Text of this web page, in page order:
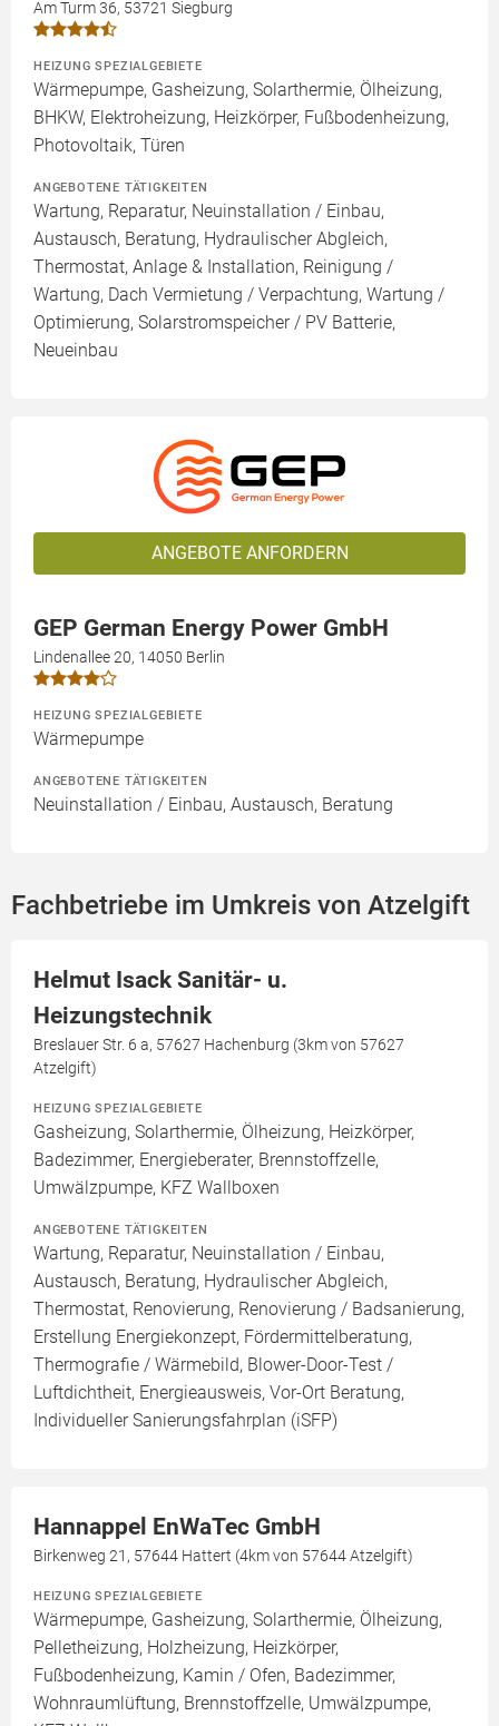
Am Turm 36, 53721 Siegburg
HEIZUNG SPEZIALGEBIETE
Wärmepumpe, Gasheizung, Solarthermie, Ölheizung,
BHKW, Elektroheizung, Heizkörper, Fußbodenheizung,
Photovoltaik, Türen
ANGEBOTENE TÄTIGKEITEN
Wartung, Reparatur, Neuinstallation / Einbau,
Austausch, Beratung, Hydraulischer Abgleich,
Thermostat, Anlage & Installation, Reinigung /
Wartung, Dach Vermietung / Verpachtung, Wartung /
Optimierung, Solarstromspeicher / PV Batterie,
Neueinbau
ANGEBOTE ANFORDERN
GEP German Energy Power GmbH
Lindenallee 20, 14050 Berlin
HEIZUNG SPEZIALGEBIETE
Wärmepumpe
ANGEBOTENE TÄTIGKEITEN
Neuinstallation / Einbau, Austausch, Beratung
Fachbetriebe im Umkreis von Atzelgift
Helmut Isack Sanitär- u.
Heizungstechnik
Breslauer Str. 6 a, 57627 Hachenburg (3km von 57627
Atzelgift)
HEIZUNG SPEZIALGEBIETE
Gasheizung, Solarthermie, Ölheizung, Heizkörper,
Badezimmer, Energieberater, Brennstoffzelle,
Umwälzpumpe, KFZ Wallboxen
ANGEBOTENE TÄTIGKEITEN
Wartung, Reparatur, Neuinstallation / Einbau,
Austausch, Beratung, Hydraulischer Abgleich,
Thermostat, Renovierung, Renovierung / Badsanierung,
Erstellung Energiekonzept, Fördermittelberatung,
Thermografie / Wärmebild, Blower-Door-Test /
Luftdichtheit, Energieausweis, Vor-Ort Beratung,
Individueller Sanierungsfahrplan (iSFP)
Hannappel EnWaTec GmbH
Birkenweg 21, 57644 Hattert (4km von 57644 Atzelgift)
HEIZUNG SPEZIALGEBIETE
Wärmepumpe, Gasheizung, Solarthermie, Ölheizung,
Pelletheizung, Holzheizung, Heizkörper,
Fußbodenheizung, Kamin / Ofen, Badezimmer,
Wohnraumlüftung, Brennstoffzelle, Umwälzpumpe,